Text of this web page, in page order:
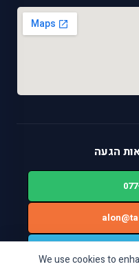
We use cookies to
הגעה